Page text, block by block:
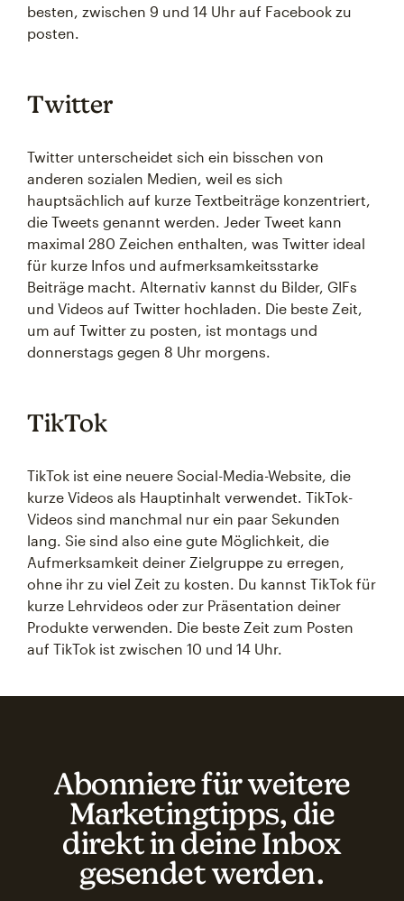
besten, zwischen 9 und 14 Uhr auf Facebook zu
posten.
Twitter
Twitter unterscheidet sich ein bisschen von
anderen sozialen Medien, weil es sich
hauptsächlich auf kurze Textbeiträge konzentriert,
die Tweets genannt werden. Jeder Tweet kann
maximal 280 Zeichen enthalten, was Twitter ideal
für kurze Infos und aufmerksamkeitsstarke
Beiträge macht. Alternativ kannst du Bilder, GIFs
und Videos auf Twitter hochladen. Die beste Zeit,
um auf Twitter zu posten, ist montags und
donnerstags gegen 8 Uhr morgens.
TikTok
TikTok ist eine neuere Social-Media-Website, die
kurze Videos als Hauptinhalt verwendet. TikTok-
Videos sind manchmal nur ein paar Sekunden
lang. Sie sind also eine gute Möglichkeit, die
Aufmerksamkeit deiner Zielgruppe zu erregen,
ohne ihr zu viel Zeit zu kosten. Du kannst TikTok für
kurze Lehrvideos oder zur Präsentation deiner
Produkte verwenden. Die beste Zeit zum Posten
auf TikTok ist zwischen 10 und 14 Uhr.
Abonniere für weitere
Marketingtipps, die
direkt in deine Inbox
gesendet werden.